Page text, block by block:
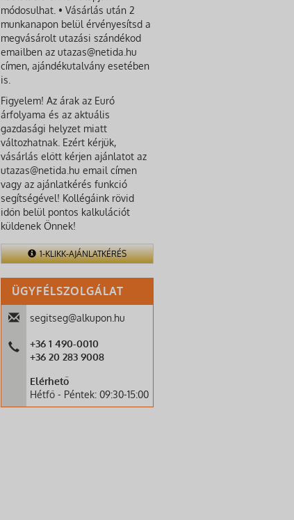
módosulhat. • Vásárlás után 2
munkanapon belül érvényesítsd a
megvásárolt utazási szándékod
emailben az utazas@netida.hu
címen, ajándékutalvány esetében
is.
Figyelem! Az árak az Euró
árfolyama és az aktuális
gazdasági helyzet miatt
változhatnak. Ezért kérjük,
vásárlás előtt kérjen ajánlatot az
utazas@netida.hu email címen
vagy az ajánlatkérés funkció
segítségével! Kollégáink rövid
időn belül pontos kalkulációt
küldenek Önnek!
1-KLIKK-AJÁNLATKÉRÉS
ÜGYFÉLSZOLGÁLAT
segitseg@alkupon.hu
+36 1 490-0010
+36 20 283 9008
Elérhető
Hétfő - Péntek: 09:30-15:00